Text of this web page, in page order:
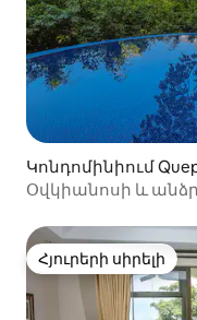
Կոնդոմինիում
Օվկիանոսի և
Հյուրերի սիրելի
Հյուրերի սիրելի